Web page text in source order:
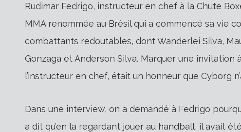
Rudimar Fedrigo, instructeur en chef à la Chute
MMA renommée au Brésil qui a commencé sa vie
combattants redoutables, dont Wanderlei Silva,
Gonzaga et Anderson Silva. Marquer une
l’instructeur en chef, était un honneur que Cyborg
Dans une interview, on a demandé à Fedrigo
a dit qu’en la regardant jouer au handball, il avait